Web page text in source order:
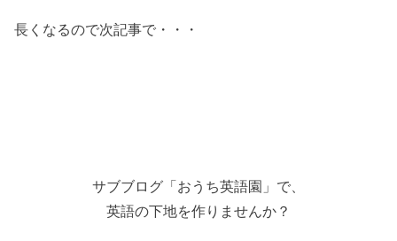
長くなるので次記事で・・・
サブブログ「おうち英語園」で、
英語の下地を作りませんか？